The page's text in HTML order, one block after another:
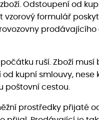
Odstoupení od
formulář
ruší. Zboží
kupní smlouvy,
poštovní cestou.
prostředky přijaté